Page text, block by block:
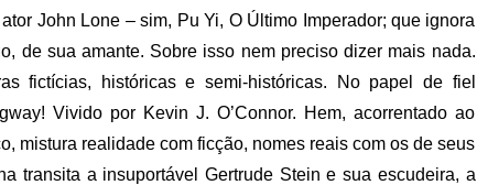
John Lone – sim, Pu Yi, O Último Imperador; que ignora
de sua amante. Sobre isso nem preciso dizer mais nada.
fictícias, históricas e semi-históricas. No papel de fiel
Vivido por Kevin J. O’Connor. Hem, acorrentado ao
mistura realidade com ficção, nomes reais com os de seus
transita a insuportável Gertrude Stein e sua escudeira, a